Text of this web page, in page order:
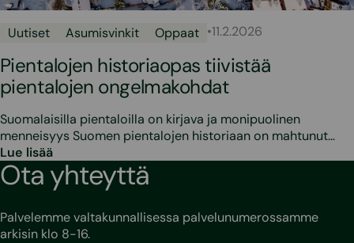
Uutiset Asumisvinkit Oppaat •11.2.2026
Pientalojen historiaopas tiivistää
pientalojen ongelmakohdat
Suomalaisilla pientaloilla on kirjava ja monipuolinen
menneisyys Suomen pientalojen historiaan on mahtunut…
Lue lisää
Ota yhteyttä
Palvelemme valtakunnallisessa palvelunumerossamme
arkisin klo 8-16.